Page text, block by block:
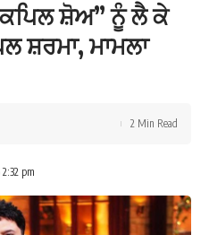
ਸ਼ੋਅ” ਨੂੰ ਲੈ ਕੇ
ਸ਼ਰਮਾ, ਮਾਮਲਾ
pm
2 Min Read